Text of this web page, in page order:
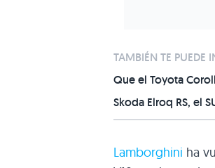
TAMBIÉN TE PUEDE
Que el Toyota
Skoda Elroq RS, el
Lamborghini ha